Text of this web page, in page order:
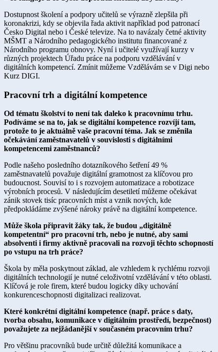
Dostupnost školení a podpory učitelů se výrazně zlepšila při
koronakrizi, kdy se objevila řada aktivit například pod patronací
Česko Digital nebo i České televize. Na to navázaly četné aktivity
MŠMT a Národního pedagogického institutu financované z
Národního programu obnovy. Nyní i učitelé využívají kurzy v
různých projektech Úřadu práce na podporu vzdělávání v
digitálních kompetencí. Zmínit můžeme Vzdělávám se v Digi nebo
Kurz DIGI.
Pracovní trh a digitální kompetence
Od tématu školství to není tak daleko k pracovnímu trhu.
Podíváme se na to, jak se digitální kompetence rozvíjí tam,
protože to je aktuálně vaše pracovní téma. Jak se změnila
očekávání zaměstnavatelů v souvislosti s digitálními
kompetencemi zaměstnanců?
Podle našeho posledního dotazníkového šetření 49 %
zaměstnavatelů považuje digitální gramotnost za klíčovou pro
budoucnost. Souvisí to i s rozvojem automatizace a robotizace
výrobních procesů. V následujícím desetiletí můžeme očekávat
zánik stovek tisíc pracovních míst a vznik nových, kde
předpokládáme zvýšené nároky právě na digitální kompetence.
Může škola připravit žáky tak, že budou „digitálně
kompetentní“ pro pracovní trh, nebo je nutné, aby sami
absolventi i firmy aktivně pracovali na rozvoji těchto schopností
po vstupu na trh práce?
Škola by měla poskytnout základ, ale vzhledem k rychlému rozvoji
digitálních technologií je nutné celoživotní vzdělávání v této oblasti.
Klíčová je role firem, které budou logicky díky uchování
konkurenceschopnosti digitalizaci realizovat.
Které konkrétní digitální kompetence (např. práce s daty,
tvorba obsahu, komunikace v digitálním prostředí, bezpečnost)
považujete za nejžádanější v současném pracovním trhu?
Pro většinu pracovníků bude určitě důležitá komunikace a